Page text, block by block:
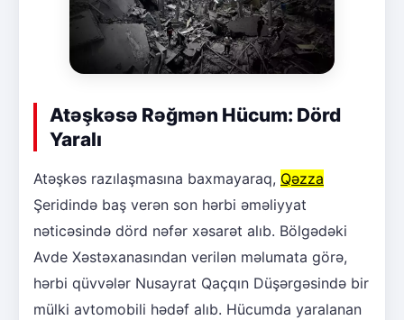
Atəşkəsə Rəğmən Hücum: Dörd
Yaralı
Atəşkəs razılaşmasına baxmayaraq, Qəzza
Şeridində baş verən son hərbi əməliyyat
nəticəsində dörd nəfər xəsarət alıb. Bölgədəki
Avde Xəstəxanasından verilən məlumata görə,
hərbi qüvvələr Nusayrat Qaçqın Düşərgəsində bir
mülki avtomobili hədəf alıb. Hücumda yaralanan